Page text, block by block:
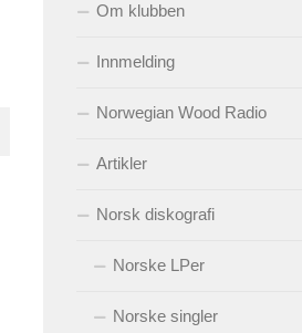
Om klubben
Innmelding
Norwegian Wood Radio
Artikler
Norsk diskografi
Norske LPer
Norske singler